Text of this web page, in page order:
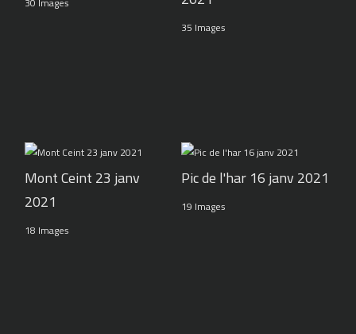
35 Images
Mont Ceint 23 janv
2021
18 Images
Pic de l'har 16 janv 2021
19 Images